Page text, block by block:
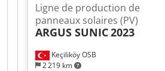
Keçiliköy OSB
2 219 km
Ligne de production de
panneaux solaires (PV)
ARGUS SUNIC2023